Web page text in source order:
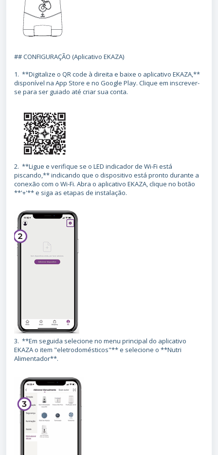
## CONFIGURAÇÃO (Aplicativo EKAZA)
1. **Digitalize o QR code à direita e baixe o aplicativo EKAZA,**
disponível na App Store e no Google Play. Clique em inscrever-
se para ser guiado até criar sua conta.
2. **Ligue e verifique se o LED indicador de Wi-Fi está
piscando,** indicando que o dispositivo está pronto durante a
conexão com o Wi-Fi. Abra o aplicativo EKAZA, clique no botão
**'+'** e siga as etapas de instalação.
3. **Em seguida selecione no menu principal do aplicativo
EKAZA o item "eletrodomésticos"** e selecione o **Nutri
Alimentador**.